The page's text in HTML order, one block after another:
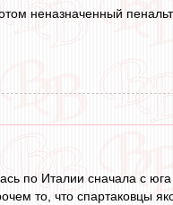
неназначенный
по Италии сначала с
то, что спартаковцы